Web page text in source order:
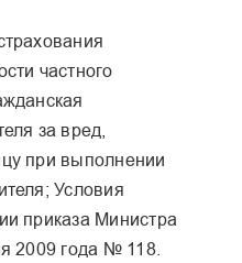
частного
за вред,
при выполнении
Условия
приказа Министра
2009 года № 118.